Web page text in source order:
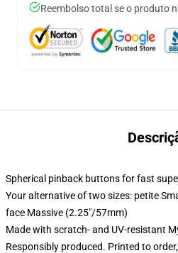
Reembolso total se o produto
Spherical pinback buttons for fast
Your alternative of two sizes: petite
face Massive (2.25"/57mm)
Made with scratch- and UV-resistant
Responsibly produced. Printed to